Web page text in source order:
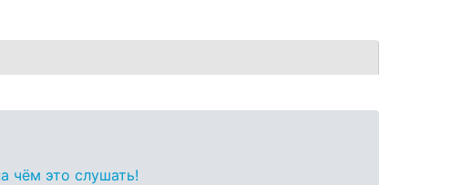
чём это слушать!